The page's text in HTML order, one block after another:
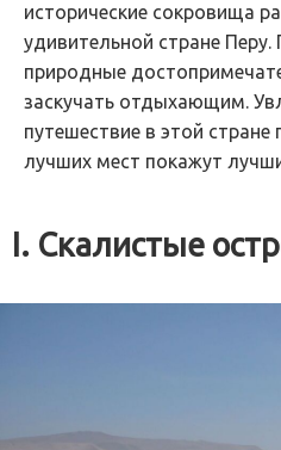
исторические сокровища
удивительной стране
природные
заскучать отдыхающим.
путешествие в этой стране
лучших мест покажут
I. Скалистые